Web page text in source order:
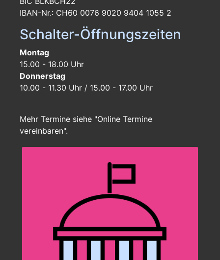
IBAN-Nr.: CH60 0076 9020 9404 1055 2
Schalter-Öffnungszeiten
Montag
15.00 - 18.00 Uhr
Donnerstag
10.00 - 11.30 Uhr / 15.00 - 17.00 Uhr
Mehr Termine siehe "Online Termine
vereinbaren".